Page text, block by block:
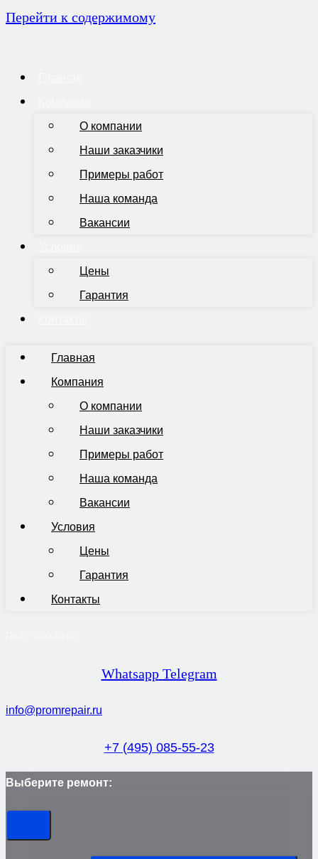
Перейти к содержимому
О компании
Наши заказчики
Примеры работ
Наша команда
Вакансии
Цены
Гарантия
Главная
Компания
О компании
Наши заказчики
Примеры работ
Наша команда
Вакансии
Условия
Цены
Гарантия
Контакты
Whatsapp Telegram
info@promrepair.ru
+7 (495) 085-55-23
Выберите ремонт: